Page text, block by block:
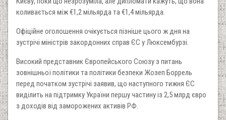
коливається між €1,2 мільярда та €1,4 мільярда.
Офіційне оголошення очікується пізніше цього ж дня на
зустрічі міністрів закордонних справ ЄС у Люксембурзі.
Високий представник Європейського Союзу з питань
зовнішньої політики та політики безпеки Жозеп Боррель
перед початком зустрічі заявив, що наступного тижня ЄС
виділить на підтримку України першу частину із 2,5 млрд євро
з доходів від заморожених активів РФ.